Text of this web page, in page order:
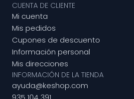
CUENTA DE CLIENTE
Mi cuenta
Mis pedidos
Cupones de descuento
Información personal
Mis direcciones
INFORMACIÓN DE LA TIENDA
ayuda@keshop.com